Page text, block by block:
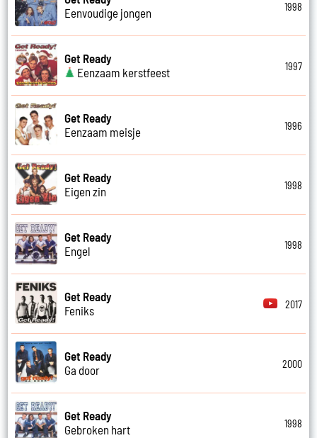
Eenvoudige jongen
1998
Get Ready
Eenzaam kerstfeest
1997
Get Ready
Eenzaam meisje
1996
Get Ready
Eigen zin
1998
Get Ready
Engel
1998
Get Ready
Feniks
2017
Get Ready
Ga door
2000
Get Ready
Gebroken hart
1998